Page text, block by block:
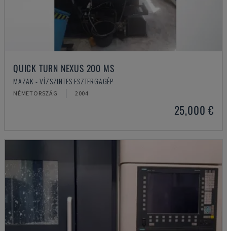
QUICK TURN NEXUS 200 MS
MAZAK - VÍZSZINTES ESZTERGAGÉP
NÉMETORSZÁG 2004
25,000 €